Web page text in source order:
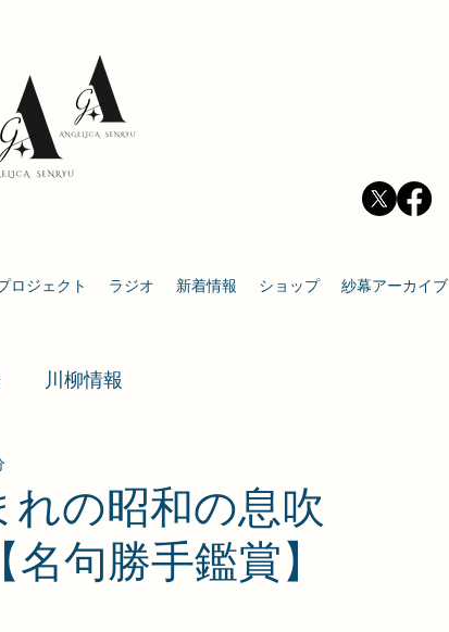
ロジェクト ラジオ 新着情報 ショップ 紗幕アーカイブ
川柳情報
れの昭和の息吹
句勝手鑑賞】